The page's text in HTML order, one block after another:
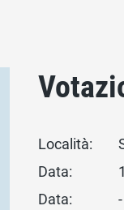
Località:
Data:
Data: